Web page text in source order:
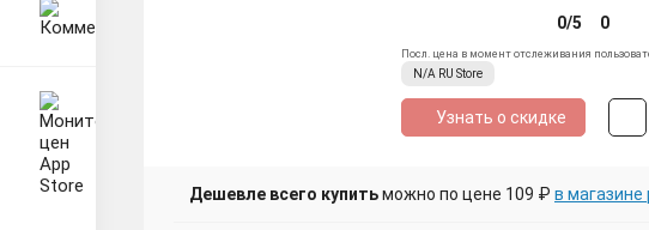
0/5 0
Посл. цена в момент отслеживания
N/A RU Store
Узнать о скидке
Дешевле всего купитьможно по цене 109 ₽ в магазине